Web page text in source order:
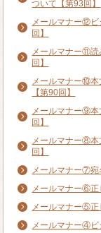
ついて【第93回】
メールマナー⑫ビ
回】
メールマナー⑪読
回】
メールマナー⑩本
【第90回】
メールマナー⑨本
回】
メールマナー⑧本
回】
メールマナー⑦宛
メールマナー⑥正
メールマナー⑤正
メールマナー④ビ